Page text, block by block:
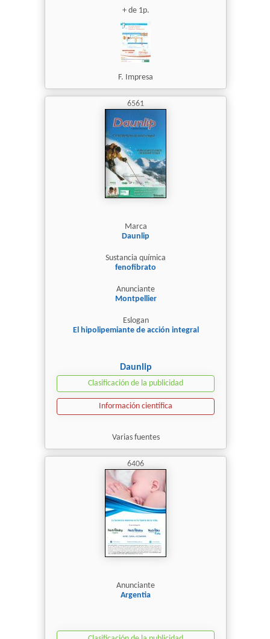
+ de 1p.
F. Impresa
6561
Marca
Daunlip
Sustancia química
fenofibrato
Anunciante
Montpellier
Eslogan
El hipolipemiante de acción integral
Daunlip
Clasificación de la publicidad
Información científica
Varias fuentes
6406
Anunciante
Argentia